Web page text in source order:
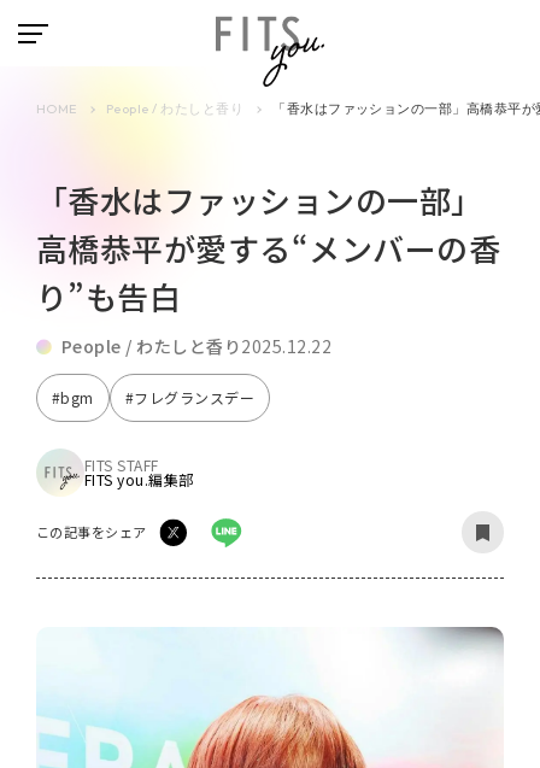
HOME People / わたしと香り 「香水はファッションの一部」高橋恭平
「香水はファッションの一部」
高橋恭平が愛する“メンバーの香
り”も告白
People / わたしと香り2025.12.22
#bgm #フレグランスデー
FITS STAFF
FITS you.編集部
この記事をシェア